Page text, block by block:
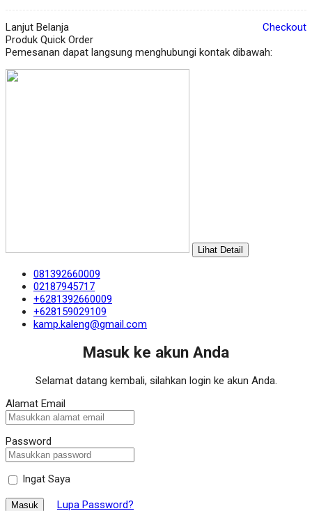
Lanjut Belanja
Checkout
Produk Quick Order
Pemesanan dapat langsung menghubungi kontak dibawah:
Lihat Detail
081392660009
02187945717
+6281392660009
+628159029109
kamp.kaleng@gmail.com
Masuk ke akun Anda
Selamat datang kembali, silahkan login ke akun Anda.
Alamat Email
Password
Ingat Saya
Masuk Lupa Password?